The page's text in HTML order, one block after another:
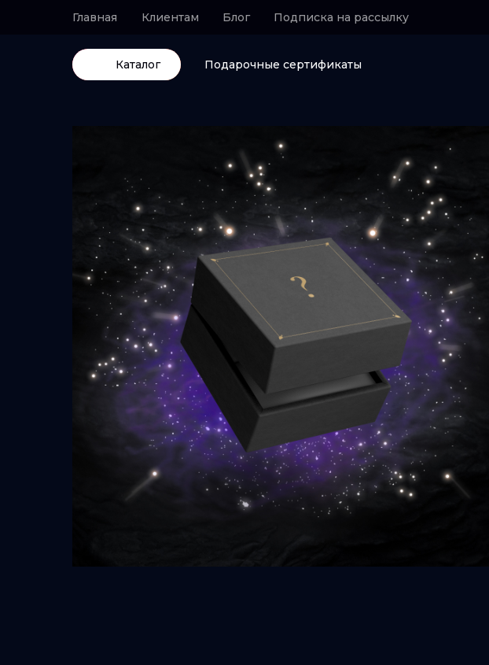
Главная Клиентам Блог Подписка на рассылку
Каталог Подарочные сертификаты